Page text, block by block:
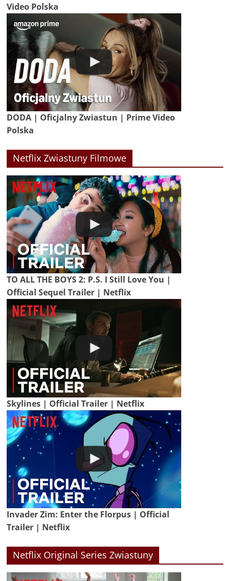
Video Polska
DODA | Oficjalny Zwiastun | Prime Video
Polska
Netflix Zwiastuny Filmowe
TO ALL THE BOYS 2: P.S. I Still Love You |
Official Sequel Trailer | Netflix
Skylines | Official Trailer | Netflix
Invader Zim: Enter the Florpus | Official
Trailer | Netflix
Netflix Original Series Zwiastuny